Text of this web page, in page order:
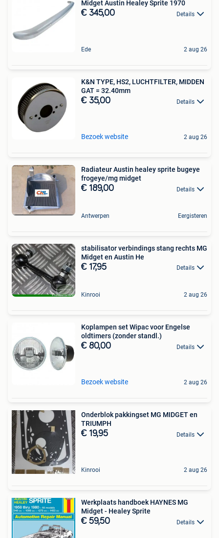
Midget Austin Healey Sprite 1970
€ 345,00 Details
Ede 2 aug 26
K&N TYPE, HS2, LUCHTFILTER, MIDDEN
GAT = 32.40mm
€ 35,00 Details
Bezoek website 2 aug 26
Radiateur Austin healey sprite bugeye
frogeye/mg midget
€ 189,00 Details
Antwerpen Eergisteren
stabilisator verbindings stang rechts MG
Midget en Austin He
€ 17,95 Details
Kinrooi 2 aug 26
Koplampen set Wipac voor Engelse
oldtimers (zonder standl.)
€ 80,00 Details
Bezoek website 2 aug 26
Onderblok pakkingset MG MIDGET en
TRIUMPH
€ 19,95 Details
Kinrooi 2 aug 26
Werkplaats handboek HAYNES MG
Midget - Healey Sprite
€ 59,50 Details